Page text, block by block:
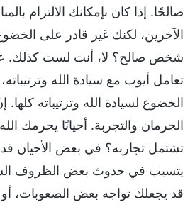
صالحًا. إذا كان بإمكانك الالتزام
الآخرين، لكنك غير قادر على
شخص صالح؟ لا، أنت لست كذلك.
تعامل أيوب مع سيادة الله
الخضوع لسيادة الله وترتيباته كلها.
الحرمان والتجربة. أحيانًا يحرمك
تشتمل تجاربه؟ في بعض الأحيان
يتسبب في حدوث بعض الظروف
قد يجعلك تواجه بعض الصعوبات، أو